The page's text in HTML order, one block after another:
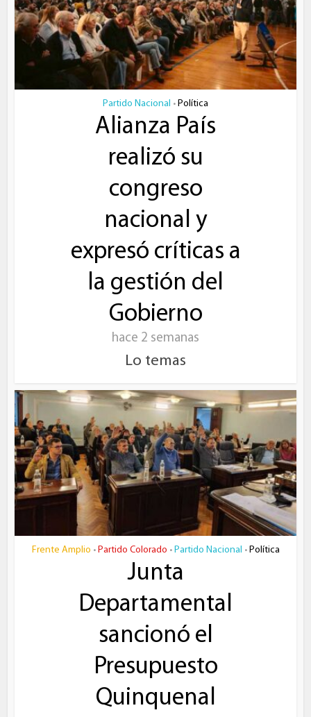
Partido Nacional • Política
Alianza País
realizó su
congreso
nacional y
expresó críticas a
la gestión del
Gobierno
hace 2 semanas
Lo temas
Frente Amplio • Partido Colorado • Partido Nacional • Política
Junta
Departamental
sancionó el
Presupuesto
Quinquenal